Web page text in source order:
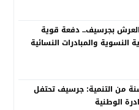
بجرسيف.. دفعة قوية
النسوية والمبادرات النسائية
سنة من التنمية: جرسيف تحتفل
الوطنية